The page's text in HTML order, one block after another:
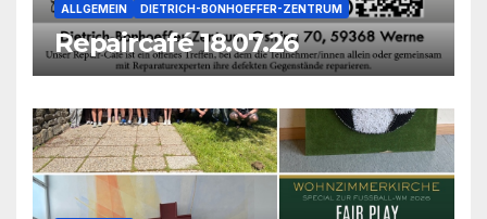
ALLGEMEIN DIETRICH-BONHOEFFER-ZENTRUM
Repaircafé 18.07.26